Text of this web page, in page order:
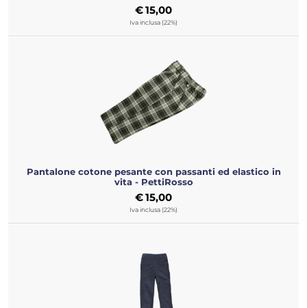
€15,00
Iva inclusa (22%)
Pantalone cotone pesante con passanti ed elastico in
vita - PettiRosso
€15,00
Iva inclusa (22%)